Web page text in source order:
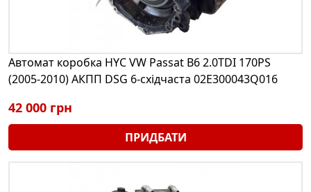
Автомат коробка HYC VW Passat B6 2.0TDI 170PS
(2005-2010) АКПП DSG 6-східчаста 02E300043Q016
42 000 грн
ПРИДБАТИ